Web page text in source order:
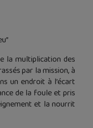
la multiplication des
par la mission, à
un endroit à l’écart
de la foule et pris
et la nourrit